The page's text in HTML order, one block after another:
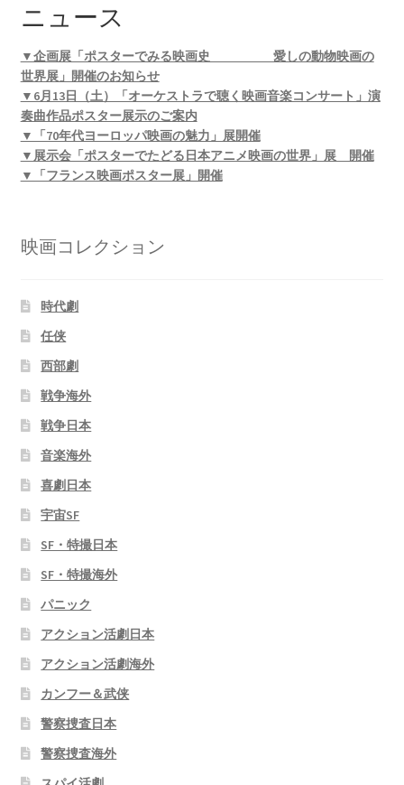
ニュース
▼企画展「ポスターでみる映画史 愛しの動物映画の
世界展」開催のお知らせ
▼6月13日（土）「オーケストラで聴く映画音楽コンサート」演
奏曲作品ポスター展示のご案内
▼「70年代ヨーロッパ映画の魅力」展開催
▼展示会「ポスターでたどる日本アニメ映画の世界」展 開催
▼「フランス映画ポスター展」開催
映画コレクション
時代劇
任侠
西部劇
戦争海外
戦争日本
音楽海外
喜劇日本
宇宙SF
SF・特撮日本
SF・特撮海外
パニック
アクション活劇日本
アクション活劇海外
カンフー＆武侠
警察捜査日本
警察捜査海外